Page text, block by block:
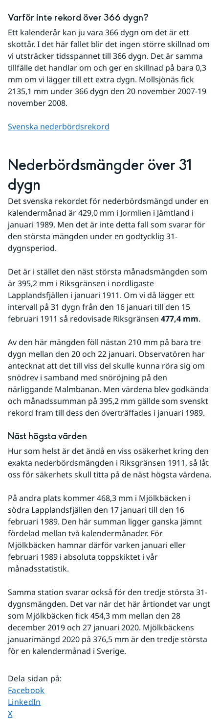
Varför inte rekord över 366 dygn?
Ett kalenderår kan ju vara 366 dygn om det är ett
skottår. I det här fallet blir det ingen större skillnad om
vi utsträcker tidsspannet till 366 dygn. Det är samma
tillfälle det handlar om och ger en skillnad på bara 0,3
mm om vi lägger till ett extra dygn. Mollsjönäs fick
2135,1 mm under 366 dygn den 20 november 2007-19
november 2008.
Svenska nederbördsrekord
Nederbördsmängder över 31
dygn
Det svenska rekordet för nederbördsmängd under en
kalendermånad är 429,0 mm i Jormlien i Jämtland i
januari 1989. Men det är inte detta fall som svarar för
den största mängden under en godtycklig 31-
dygnsperiod.
Det är i stället den näst största månadsmängden som
är 395,2 mm i Riksgränsen i nordligaste
Lapplandsfjällen i januari 1911. Om vi då lägger ett
intervall på 31 dygn från den 16 januari till den 15
februari 1911 så redovisade Riksgränsen 477,4 mm.
Av den här mängden föll nästan 210 mm på bara tre
dygn mellan den 20 och 22 januari. Observatören har
antecknat att det till viss del skulle kunna röra sig om
snödrev i samband med snöröjning på den
närliggande Malmbanan. Men värdena blev godkända
och månadssumman på 395,2 mm gällde som svenskt
rekord fram till dess den överträffades i januari 1989.
Näst högsta värden
Hur som helst är det ändå en viss osäkerhet kring den
exakta nederbördsmängden i Riksgränsen 1911, så låt
oss för säkerhets skull titta på de näst högsta värdena.
På andra plats kommer 468,3 mm i Mjölkbäcken i
södra Lapplandsfjällen den 17 januari till den 16
februari 1989. Den här summan ligger ganska jämnt
fördelad mellan två kalendermånader. För
Mjölkbäcken hamnar därför varken januari eller
februari 1989 i absoluta toppskiktet i vår
månadsstatistik.
Samma station svarar också för den tredje största 31-
dygnsmängden. Det var när det här årtiondet var ungt
som Mjölkbäcken fick 454,3 mm mellan den 28
december 2019 och 27 januari 2020. Mjölkbäckens
januarimängd 2020 på 376,5 mm är den tredje största
för en kalendermånad i Sverige.
Dela sidan på:
Dela sidan på
Facebook
Dela sidan på
LinkedIn
Dela sidan på
X